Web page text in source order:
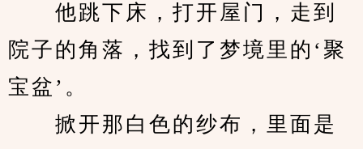
他跳下床，打开屋门，走到
院子的角落，找到了梦境里的‘聚
宝盆’。
掀开那白色的纱布，里面是